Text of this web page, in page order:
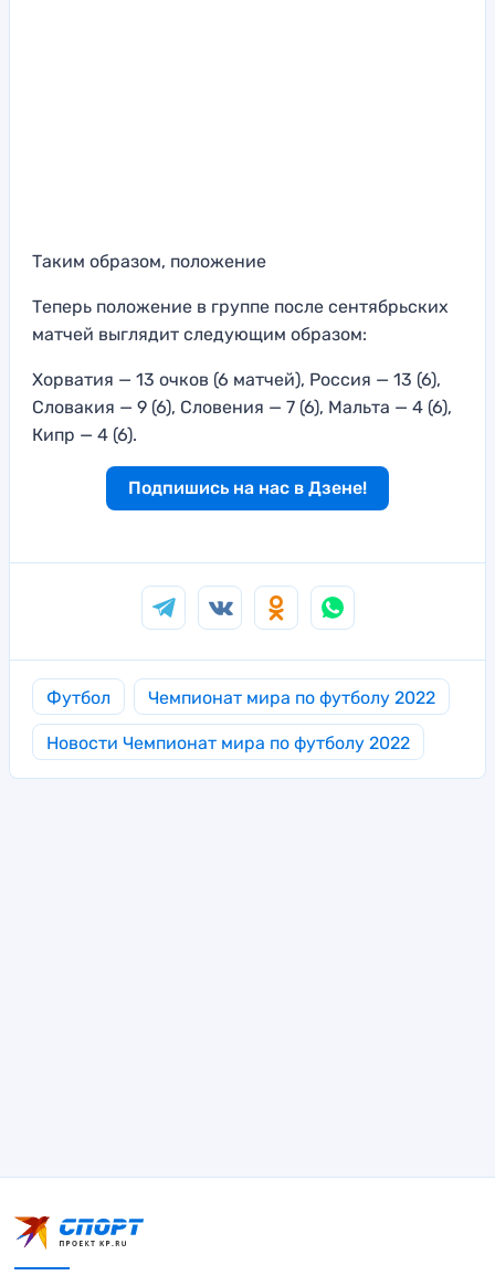
Таким образом, положение
Теперь положение в группе после сентябрьских
матчей выглядит следующим образом:
Хорватия — 13 очков (6 матчей), Россия — 13 (6),
Словакия — 9 (6), Словения — 7 (6), Мальта — 4 (6),
Кипр — 4 (6).
Подпишись на нас в Дзене!
Футбол Чемпионат мира по футболу 2022
Новости Чемпионат мира по футболу 2022